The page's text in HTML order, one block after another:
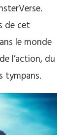
de cet
le monde
l’action, du
tympans.